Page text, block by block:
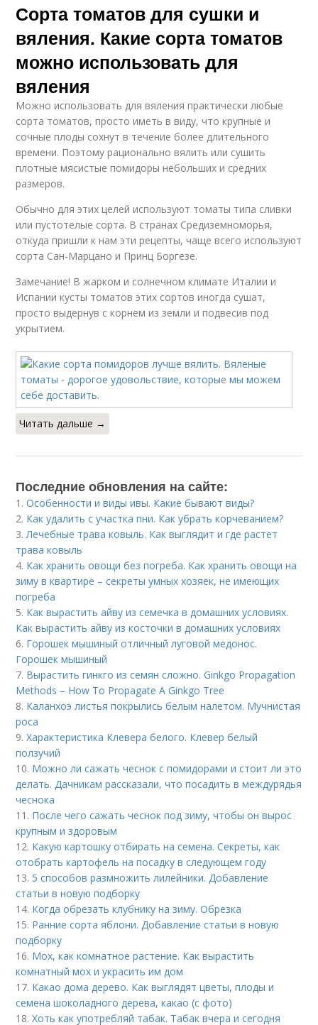
Сорта томатов для сушки и
вяления. Какие сорта томатов
можно использовать для
вяления
Можно использовать для вяления практически любые
сорта томатов, просто иметь в виду, что крупные и
сочные плоды сохнут в течение более длительного
времени. Поэтому рационально вялить или сушить
плотные мясистые помидоры небольших и средних
размеров.
Обычно для этих целей используют томаты типа сливки
или пустотелые сорта. В странах Средиземноморья,
откуда пришли к нам эти рецепты, чаще всего используют
сорта Сан-Марцано и Принц Боргезе.
Замечание! В жарком и солнечном климате Италии и
Испании кусты томатов этих сортов иногда сушат,
просто выдернув с корнем из земли и подвесив под
укрытием.
Читать дальше →
Последние обновления на сайте:
1.Особенности и виды ивы. Какие бывают виды?
2. Как удалить с участка пни. Как убрать корчеванием?
3.Лечебные трава ковыль. Как выглядит и где растет
трава ковыль
4. Как хранить овощи без погреба. Как хранить овощи на
зиму в квартире – секреты умных хозяек, не имеющих
погреба
5. Как вырастить айву из семечка в домашних условиях.
Как вырастить айву из косточки в домашних условиях
6. Горошек мышиный отличный луговой медонос.
Горошек мышиный
7. Вырастить гинкго из семян сложно. Ginkgo Propagation
Methods – How To Propagate A Ginkgo Tree
8. Каланхоэ листья покрылись белым налетом. Мучнистая
роса
9.Характеристика Клевера белого. Клевер белый
ползучий
10. Можно ли сажать чеснок с помидорами и стоит ли это
делать. Дачникам рассказали, что посадить в междурядья
чеснока
11. После чего сажать чеснок под зиму, чтобы он вырос
крупным и здоровым
12. Какую картошку отбирать на семена. Секреты, как
отобрать картофель на посадку в следующем году
13. 5 способов размножить лилейники. Добавление
статьи в новую подборку
14. Когда обрезать клубнику на зиму. Обрезка
15. Ранние сорта яблони. Добавление статьи в новую
подборку
16. Мох, как комнатное растение. Как вырастить
комнатный мох и украсить им дом
17. Какао дома дерево. Как выглядят цветы, плоды и
семена шоколадного дерева, какао (с фото)
18.Хоть как употребляй табак. Табак вчера и сегодня